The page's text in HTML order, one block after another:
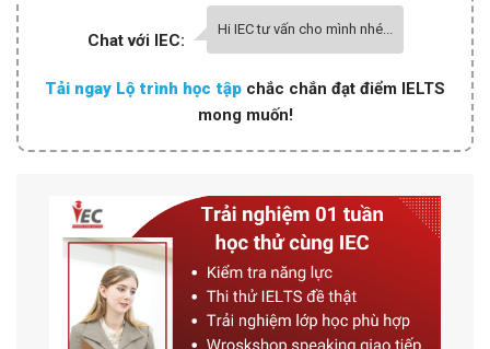
Chat với IEC:
Hi IEC tư vấn cho mình nhé...
Tải ngay Lộ trình học tập chắc chắn đạt điểm IELTS
mong muốn!